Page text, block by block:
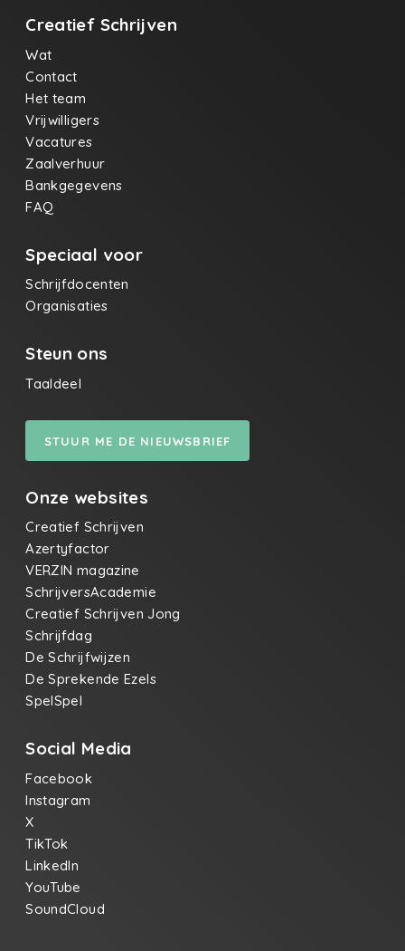
Creatief Schrijven
Wat
Contact
Het team
Vrijwilligers
Vacatures
Zaalverhuur
Bankgegevens
FAQ
Speciaal voor
Schrijfdocenten
Organisaties
Steun ons
Taaldeel
STUUR ME DE NIEUWSBRIEF
Onze websites
Creatief Schrijven
Azertyfactor
VERZIN magazine
SchrijversAcademie
Creatief Schrijven Jong
Schrijfdag
De Schrijfwijzen
De Sprekende Ezels
SpelSpel
Social Media
Facebook
Instagram
X
TikTok
LinkedIn
YouTube
SoundCloud